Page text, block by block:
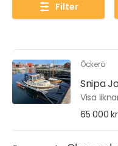
Filter
Öckerö
Snipa
Visa
65 000 kr